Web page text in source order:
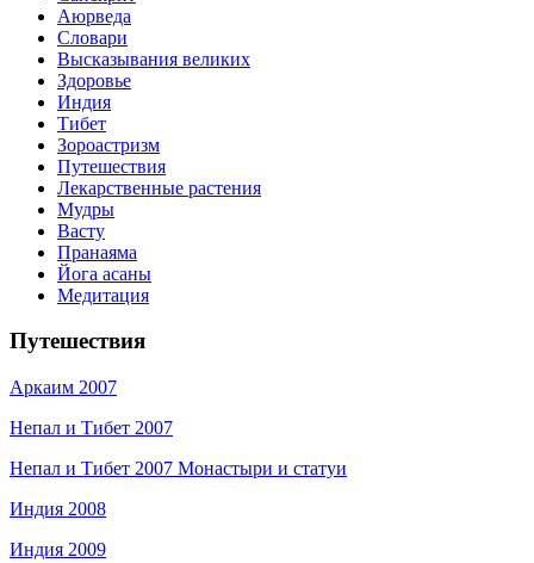
Аюрведа
Словари
Высказывания великих
Здоровье
Индия
Тибет
Зороастризм
Путешествия
Лекарственные растения
Мудры
Васту
Пранаяма
Йога асаны
Медитация
Путешествия
Аркаим 2007
Непал и Тибет 2007
Непал и Тибет 2007 Монастыри и статуи
Индия 2008
Индия 2009